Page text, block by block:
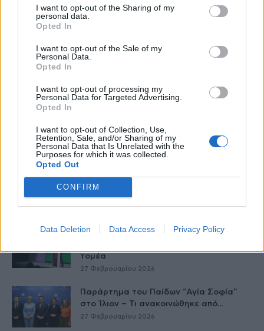
I want to opt-out of the Sharing of my
personal data.
Opted In
I want to opt-out of the Sale of my
Personal Data.
Opted In
I want to opt-out of processing my
Personal Data for Targeted Advertising.
Opted In
I want to opt-out of Collection, Use,
Retention, Sale, and/or Sharing of my
Personal Data that Is Unrelated with the
Purposes for which it was collected.
Opted Out
CONFIRM
Data Deletion Data Access Privacy Policy
healthstories
Δείτε Ακόμη
Γεωργιάδης: Πολλαπλά οφέλη από τη
τομέα
27 Φεβρουαρίου 2026
Παράρτημα του Παίδων “Αγία Σοφία”
στο Ίλιον – Τι ανακοινώθηκε από...
27 Φεβρουαρίου 2026